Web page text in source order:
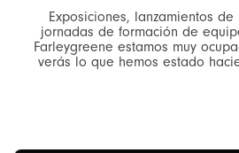
Exposiciones, lanzamientos de
jornadas de formación de
Farleygreene estamos muy
verás lo que hemos estado